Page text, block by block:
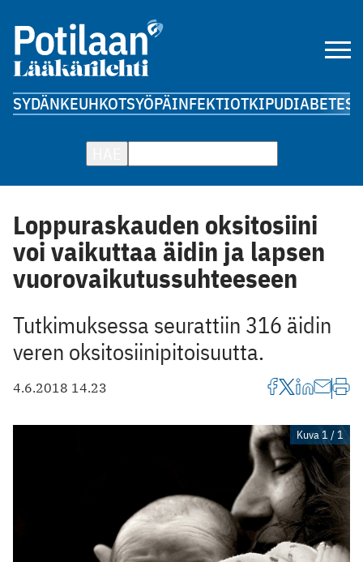
SYDÄNKEUHKOTSYÖPÄINFEKTIOTKIPUDIABETES
Loppuraskauden oksitosiini
voi vaikuttaa äidin ja lapsen
vuorovaikutussuhteeseen
Tutkimuksessa seurattiin 316 äidin
veren oksitosiinipitoisuutta.
4.6.2018 14.23
Kuva 1 / 1